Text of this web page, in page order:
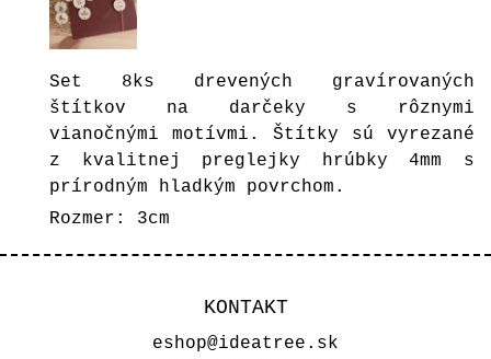
Set 8ks drevených gravírovaných
štítkov na darčeky s rôznymi
vianočnými motívmi. Štítky sú vyrezané
z kvalitnej preglejky hrúbky 4mm s
prírodným hladkým povrchom.
Rozmer: 3cm
KONTAKT
eshop@ideatree.sk